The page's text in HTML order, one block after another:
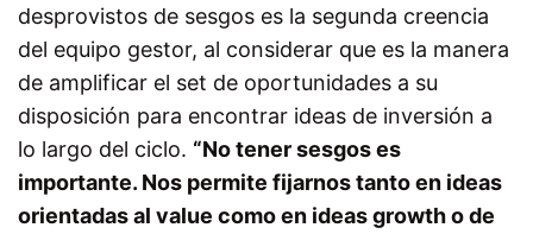
desprovistos de sesgos es la segunda creencia
del equipo gestor, al considerar que es la manera
de amplificar el set de oportunidades a su
disposición para encontrar ideas de inversión a
lo largo del ciclo. “No tener sesgos es
importante. Nos permite fijarnos tanto en ideas
orientadas al value como en ideas growth o de